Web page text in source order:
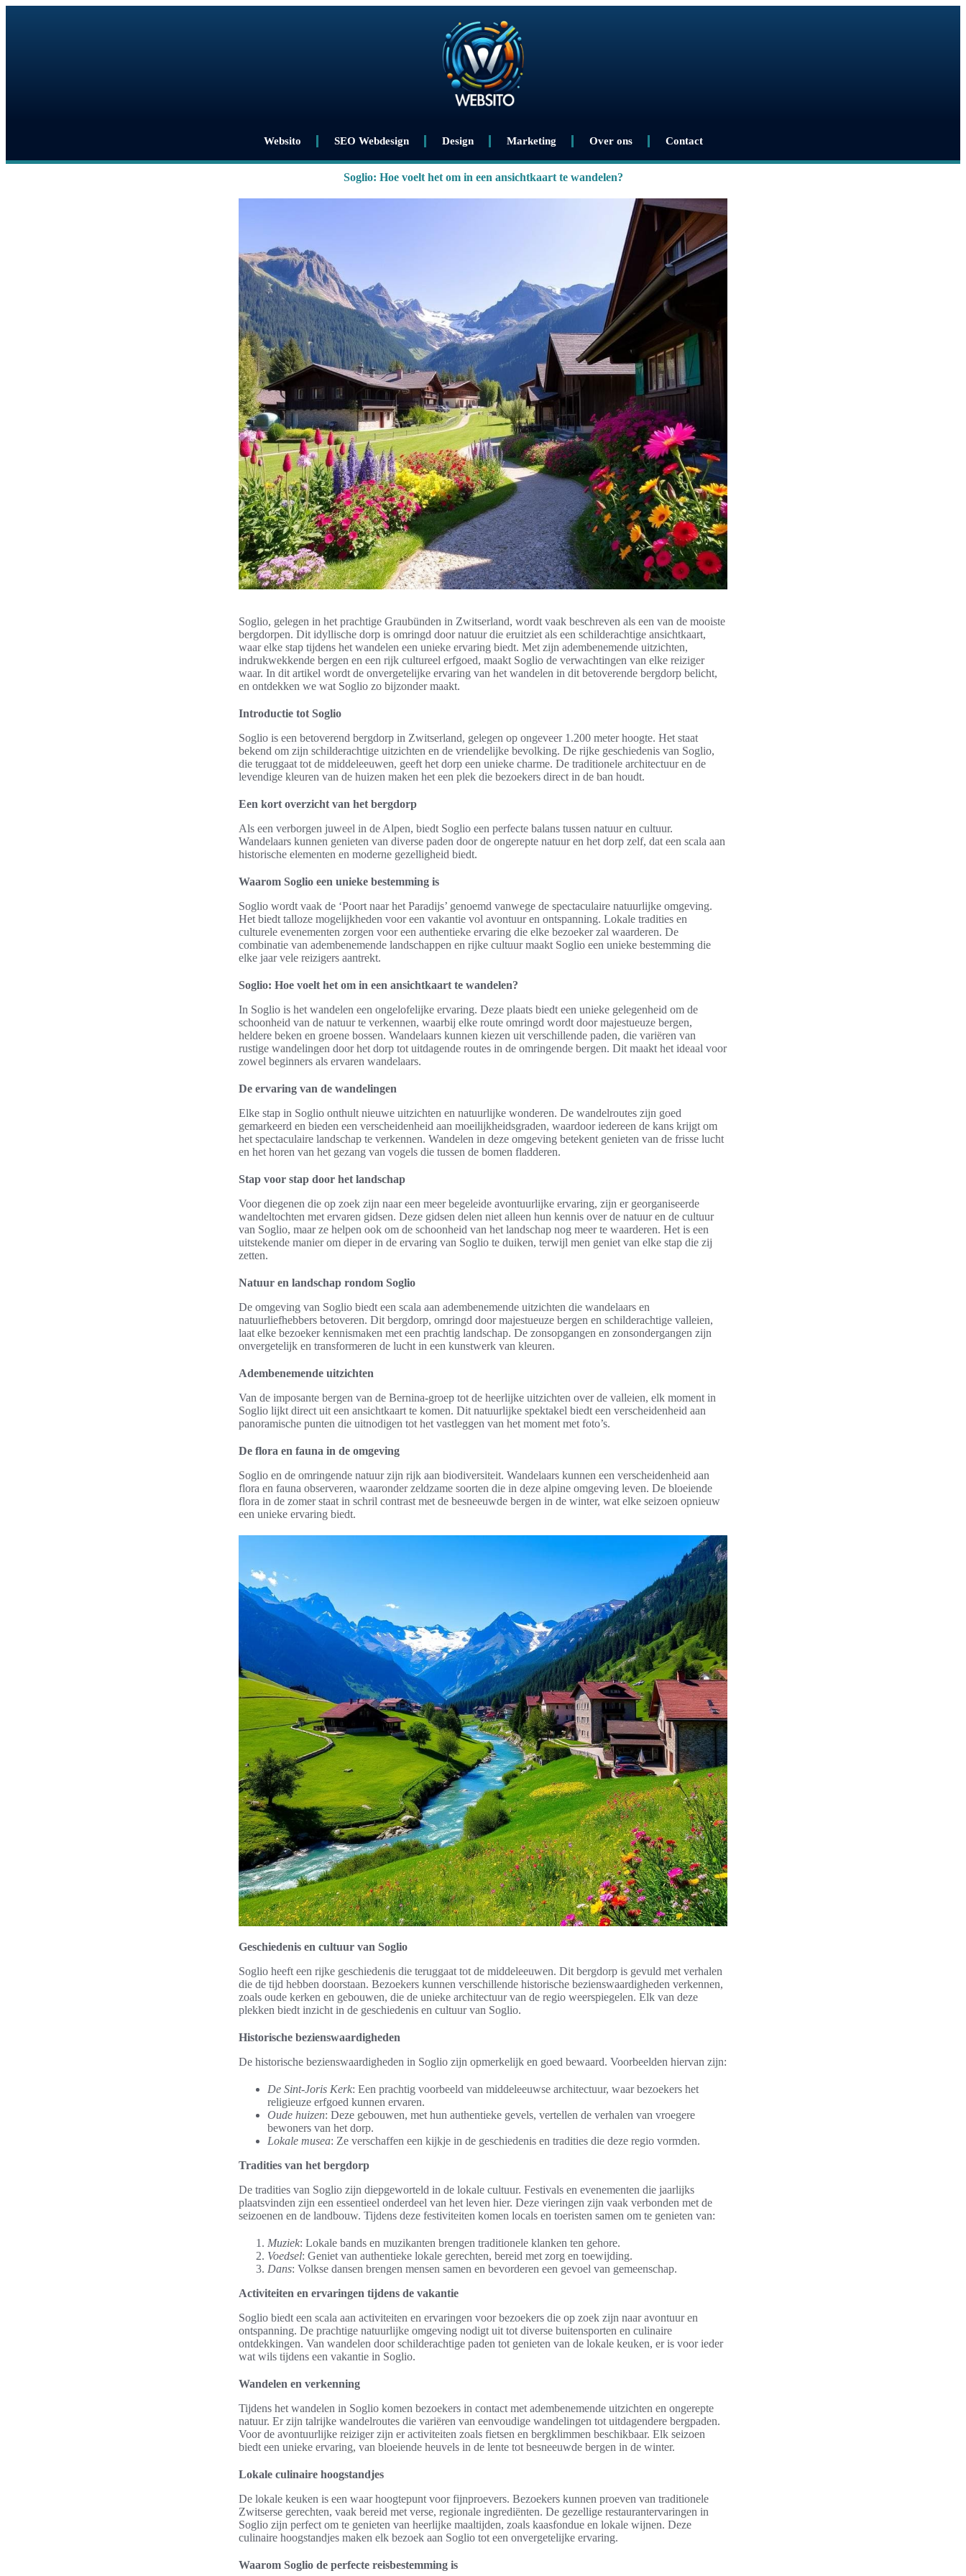
Websito SEO Webdesign Design Marketing Over ons Contact
Soglio: Hoe voelt het om in een ansichtkaart te wandelen?
Soglio, gelegen in het prachtige Graubünden in Zwitserland, wordt vaak beschreven als een van de mooiste
bergdorpen. Dit idyllische dorp is omringd door natuur die eruitziet als een schilderachtige ansichtkaart,
waar elke stap tijdens het wandelen een unieke ervaring biedt. Met zijn adembenemende uitzichten,
indrukwekkende bergen en een rijk cultureel erfgoed, maakt Soglio de verwachtingen van elke reiziger
waar. In dit artikel wordt de onvergetelijke ervaring van het wandelen in dit betoverende bergdorp belicht,
en ontdekken we wat Soglio zo bijzonder maakt.
Introductie tot Soglio
Soglio is een betoverend bergdorp in Zwitserland, gelegen op ongeveer 1.200 meter hoogte. Het staat
bekend om zijn schilderachtige uitzichten en de vriendelijke bevolking. De rijke geschiedenis van Soglio,
die teruggaat tot de middeleeuwen, geeft het dorp een unieke charme. De traditionele architectuur en de
levendige kleuren van de huizen maken het een plek die bezoekers direct in de ban houdt.
Een kort overzicht van het bergdorp
Als een verborgen juweel in de Alpen, biedt Soglio een perfecte balans tussen natuur en cultuur.
Wandelaars kunnen genieten van diverse paden door de ongerepte natuur en het dorp zelf, dat een scala aan
historische elementen en moderne gezelligheid biedt.
Waarom Soglio een unieke bestemming is
Soglio wordt vaak de ‘Poort naar het Paradijs’ genoemd vanwege de spectaculaire natuurlijke omgeving.
Het biedt talloze mogelijkheden voor een vakantie vol avontuur en ontspanning. Lokale tradities en
culturele evenementen zorgen voor een authentieke ervaring die elke bezoeker zal waarderen. De
combinatie van adembenemende landschappen en rijke cultuur maakt Soglio een unieke bestemming die
elke jaar vele reizigers aantrekt.
Soglio: Hoe voelt het om in een ansichtkaart te wandelen?
In Soglio is het wandelen een ongelofelijke ervaring. Deze plaats biedt een unieke gelegenheid om de
schoonheid van de natuur te verkennen, waarbij elke route omringd wordt door majestueuze bergen,
heldere beken en groene bossen. Wandelaars kunnen kiezen uit verschillende paden, die variëren van
rustige wandelingen door het dorp tot uitdagende routes in de omringende bergen. Dit maakt het ideaal voor
zowel beginners als ervaren wandelaars.
De ervaring van de wandelingen
Elke stap in Soglio onthult nieuwe uitzichten en natuurlijke wonderen. De wandelroutes zijn goed
gemarkeerd en bieden een verscheidenheid aan moeilijkheidsgraden, waardoor iedereen de kans krijgt om
het spectaculaire landschap te verkennen. Wandelen in deze omgeving betekent genieten van de frisse lucht
en het horen van het gezang van vogels die tussen de bomen fladderen.
Stap voor stap door het landschap
Voor diegenen die op zoek zijn naar een meer begeleide avontuurlijke ervaring, zijn er georganiseerde
wandeltochten met ervaren gidsen. Deze gidsen delen niet alleen hun kennis over de natuur en de cultuur
van Soglio, maar ze helpen ook om de schoonheid van het landschap nog meer te waarderen. Het is een
uitstekende manier om dieper in de ervaring van Soglio te duiken, terwijl men geniet van elke stap die zij
zetten.
Natuur en landschap rondom Soglio
De omgeving van Soglio biedt een scala aan adembenemende uitzichten die wandelaars en
natuurliefhebbers betoveren. Dit bergdorp, omringd door majestueuze bergen en schilderachtige valleien,
laat elke bezoeker kennismaken met een prachtig landschap. De zonsopgangen en zonsondergangen zijn
onvergetelijk en transformeren de lucht in een kunstwerk van kleuren.
Adembenemende uitzichten
Van de imposante bergen van de Bernina-groep tot de heerlijke uitzichten over de valleien, elk moment in
Soglio lijkt direct uit een ansichtkaart te komen. Dit natuurlijke spektakel biedt een verscheidenheid aan
panoramische punten die uitnodigen tot het vastleggen van het moment met foto’s.
De flora en fauna in de omgeving
Soglio en de omringende natuur zijn rijk aan biodiversiteit. Wandelaars kunnen een verscheidenheid aan
flora en fauna observeren, waaronder zeldzame soorten die in deze alpine omgeving leven. De bloeiende
flora in de zomer staat in schril contrast met de besneeuwde bergen in de winter, wat elke seizoen opnieuw
een unieke ervaring biedt.
Geschiedenis en cultuur van Soglio
Soglio heeft een rijke geschiedenis die teruggaat tot de middeleeuwen. Dit bergdorp is gevuld met verhalen
die de tijd hebben doorstaan. Bezoekers kunnen verschillende historische bezienswaardigheden verkennen,
zoals oude kerken en gebouwen, die de unieke architectuur van de regio weerspiegelen. Elk van deze
plekken biedt inzicht in de geschiedenis en cultuur van Soglio.
Historische bezienswaardigheden
De historische bezienswaardigheden in Soglio zijn opmerkelijk en goed bewaard. Voorbeelden hiervan zijn:
De Sint-Joris Kerk: Een prachtig voorbeeld van middeleeuwse architectuur, waar bezoekers het
religieuze erfgoed kunnen ervaren.
Oude huizen: Deze gebouwen, met hun authentieke gevels, vertellen de verhalen van vroegere
bewoners van het dorp.
Lokale musea: Ze verschaffen een kijkje in de geschiedenis en tradities die deze regio vormden.
Tradities van het bergdorp
De tradities van Soglio zijn diepgeworteld in de lokale cultuur. Festivals en evenementen die jaarlijks
plaatsvinden zijn een essentieel onderdeel van het leven hier. Deze vieringen zijn vaak verbonden met de
seizoenen en de landbouw. Tijdens deze festiviteiten komen locals en toeristen samen om te genieten van:
Muziek: Lokale bands en muzikanten brengen traditionele klanken ten gehore.
Voedsel: Geniet van authentieke lokale gerechten, bereid met zorg en toewijding.
Dans: Volkse dansen brengen mensen samen en bevorderen een gevoel van gemeenschap.
Activiteiten en ervaringen tijdens de vakantie
Soglio biedt een scala aan activiteiten en ervaringen voor bezoekers die op zoek zijn naar avontuur en
ontspanning. De prachtige natuurlijke omgeving nodigt uit tot diverse buitensporten en culinaire
ontdekkingen. Van wandelen door schilderachtige paden tot genieten van de lokale keuken, er is voor ieder
wat wils tijdens een vakantie in Soglio.
Wandelen en verkenning
Tijdens het wandelen in Soglio komen bezoekers in contact met adembenemende uitzichten en ongerepte
natuur. Er zijn talrijke wandelroutes die variëren van eenvoudige wandelingen tot uitdagendere bergpaden.
Voor de avontuurlijke reiziger zijn er activiteiten zoals fietsen en bergklimmen beschikbaar. Elk seizoen
biedt een unieke ervaring, van bloeiende heuvels in de lente tot besneeuwde bergen in de winter.
Lokale culinaire hoogstandjes
De lokale keuken is een waar hoogtepunt voor fijnproevers. Bezoekers kunnen proeven van traditionele
Zwitserse gerechten, vaak bereid met verse, regionale ingrediënten. De gezellige restaurantervaringen in
Soglio zijn perfect om te genieten van heerlijke maaltijden, zoals kaasfondue en lokale wijnen. Deze
culinaire hoogstandjes maken elk bezoek aan Soglio tot een onvergetelijke ervaring.
Waarom Soglio de perfecte reisbestemming is